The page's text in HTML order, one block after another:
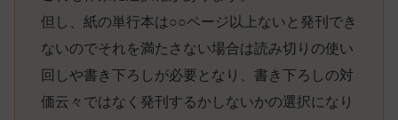
但し、紙の単行本は○○ページ以上ないと発刊でき
ないのでそれを満たさない場合は読み切りの使い
回しや書き下ろしが必要となり、書き下ろしの対
価云々ではなく発刊するかしないかの選択になり